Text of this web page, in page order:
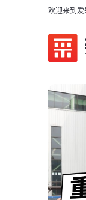
欢迎来到